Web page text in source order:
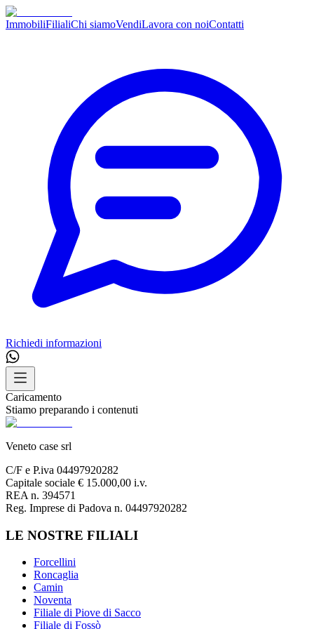
ImmobiliFilialiChi siamoVendiLavora con noiContatti
Richiedi informazioni
Caricamento
Stiamo preparando i contenuti
Veneto case srl
C/F e P.iva 04497920282
Capitale sociale € 15.000,00 i.v.
REA n. 394571
Reg. Imprese di Padova n. 04497920282
LE NOSTRE FILIALI
Forcellini
Roncaglia
Camin
Noventa
Filiale di Piove di Sacco
Filiale di Fossò